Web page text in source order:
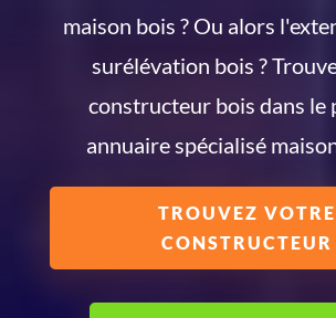
maison bois ? Ou alors
surélévation bois ?
constructeur bois dans le
annuaire spécialisé
TROUVEZ VOTRE
CONSTRUCTEUR